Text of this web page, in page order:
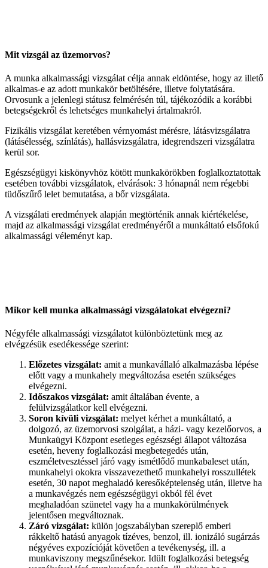
Mit vizsgál az üzemorvos?
A munka alkalmassági vizsgálat célja annak eldöntése, hogy az illető
alkalmas-e az adott munkakör betöltésére, illetve folytatására.
Orvosunk a jelenlegi státusz felmérésén túl, tájékozódik a korábbi
betegségekről és lehetséges munkahelyi ártalmakról.
Fizikális vizsgálat keretében vérnyomást mérésre, látásvizsgálatra
(látásélesség, színlátás), hallásvizsgálatra, idegrendszeri vizsgálatra
kerül sor.
Egészségügyi kiskönyvhöz kötött munkakörökben foglalkoztatottak
esetében további vizsgálatok, elvárások: 3 hónapnál nem régebbi
tüdőszűrő lelet bemutatása, a bőr vizsgálata.
A vizsgálati eredmények alapján megtörténik annak kiértékelése,
majd az alkalmassági vizsgálat eredményéről a munkáltató elsőfokú
alkalmassági véleményt kap.
Mikor kell munka alkalmassági vizsgálatokat elvégezni?
Négyféle alkalmassági vizsgálatot különböztetünk meg az
elvégzésük esedékessége szerint:
Előzetes vizsgálat: amit a munkavállaló alkalmazásba lépése
előtt vagy a munkahely megváltozása esetén szükséges
elvégezni.
Időszakos vizsgálat: amit általában évente, a
felülvizsgálatkor kell elvégezni.
Soron kívüli vizsgálat: melyet kérhet a munkáltató, a
dolgozó, az üzemorvosi szolgálat, a házi- vagy kezelőorvos, a
Munkaügyi Központ esetleges egészségi állapot változása
esetén, heveny foglalkozási megbetegedés után,
eszméletvesztéssel járó vagy ismétlődő munkabaleset után,
munkahelyi okokra visszavezethető munkahelyi rosszullétek
esetén, 30 napot meghaladó keresőképtelenség után, illetve ha
a munkavégzés nem egészségügyi okból fél évet
meghaladóan szünetel vagy ha a munkakörülmények
jelentősen megváltoznak.
Záró vizsgálat: külön jogszabályban szereplő emberi
rákkeltő hatású anyagok tízéves, benzol, ill. ionizáló sugárzás
négyéves expozícióját követően a tevékenység, ill. a
munkaviszony megszűnésekor. Idült foglalkozási betegség